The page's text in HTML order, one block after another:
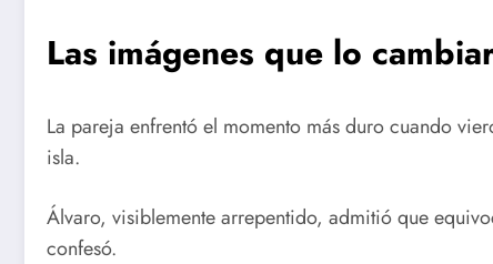
Las imágenes que lo
La pareja enfrentó el momento más duro cuando
isla.
Álvaro, visiblemente arrepentido, admitió que
confesó.